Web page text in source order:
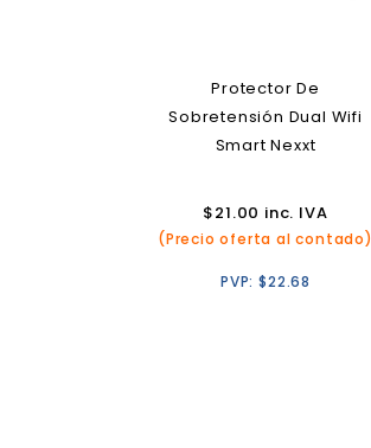
Protector De
Sobretensión Dual Wifi
Smart Nexxt
$21.00 inc. IVA
(Precio oferta al contado)
PVP:$22.68